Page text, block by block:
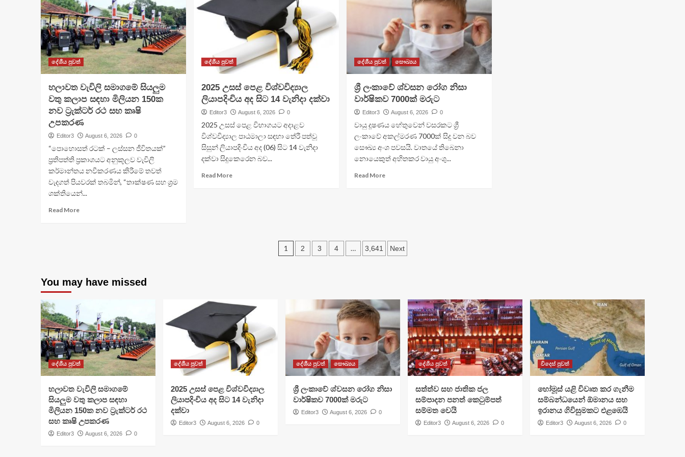
දේශීය පුවත්
හලාවත වැවිලි සමාගමේ සියලුම
වතු කලාප සඳහා මිලියන 150ක
නව ට්‍රැක්ටර් රථ සහ කෘෂි
උපකරණ
Editor3 August 6, 2026 0
“පොහොසත් රටක් – ලස්සන ජීවිතයක්”
ප්‍රතිපත්ති ප්‍රකාශයට අනුකූලව වැවිලි
කර්මාන්තය නවීකරණය කිරීමේ තවත්
වැදගත් පියවරක් තබමින්, “තාක්ෂණ සහ ශ්‍රම
ශක්තියෙන්...
Read More
දේශීය පුවත්
​2025 උසස් පෙළ විශ්වවිද්‍යාල
ලියාපදිංචිය අද සිට 14 වැනිදා දක්වා
Editor3 August 6, 2026 0
2025 උසස් පෙළ විභාගයට අදාළව
විශ්වවිද්‍යාල පාඨමාලා සඳහා තේරී පත්වූ
සිසුන් ලියාපදිංචිය අද (06) සිට 14 වැනිදා
දක්වා සිදුකෙරෙන බව...
Read More
දේශීය පුවත් සෞඛ්‍යය
ශ්‍රී ලංකාවේ ශ්වසන රෝග නිසා
වාර්ෂිකව 7000ක් මරුට
Editor3 August 6, 2026 0
වායු දූෂණය හේතුවෙන් වසරකට ශ්‍රී
ලංකාවේ අකල්මරණ 7000ක් සිදු වන බව
සෞඛ්‍ය අංශ පවසයි. වාතයේ තිබෙනා
නොයෙකුත් අහිතකර වායු අංශු...
Read More
Posts
1 2 3 4 … 3,641 Next
You may have missed
දේශීය පුවත්
හලාවත වැවිලි සමාගමේ
සියලුම වතු කලාප සඳහා
මිලියන 150ක නව ට්‍රැක්ටර් රථ
සහ කෘෂි උපකරණ
Editor3 August 6, 2026 0
දේශීය පුවත්
​2025 උසස් පෙළ විශ්වවිද්‍යාල
ලියාපදිංචිය අද සිට 14 වැනිදා
දක්වා
Editor3 August 6, 2026 0
දේශීය පුවත් සෞඛ්‍යය
ශ්‍රී ලංකාවේ ශ්වසන රෝග නිසා
වාර්ෂිකව 7000ක් මරුට
Editor3 August 6, 2026 0
දේශීය පුවත්
සත්ත්ව සහ ජාතික ජල
සම්පාදන පනත් කෙටුම්පත්
සම්මත වෙයි
Editor3 August 6, 2026 0
විදෙස් පුවත්
හෝමූස් යළි විවෘත කර ගැනීම
සම්බන්ධයෙන් ඕමානය සහ
ඉරානය ගිවිසුමකට එළඹෙයි
Editor3 August 6, 2026 0